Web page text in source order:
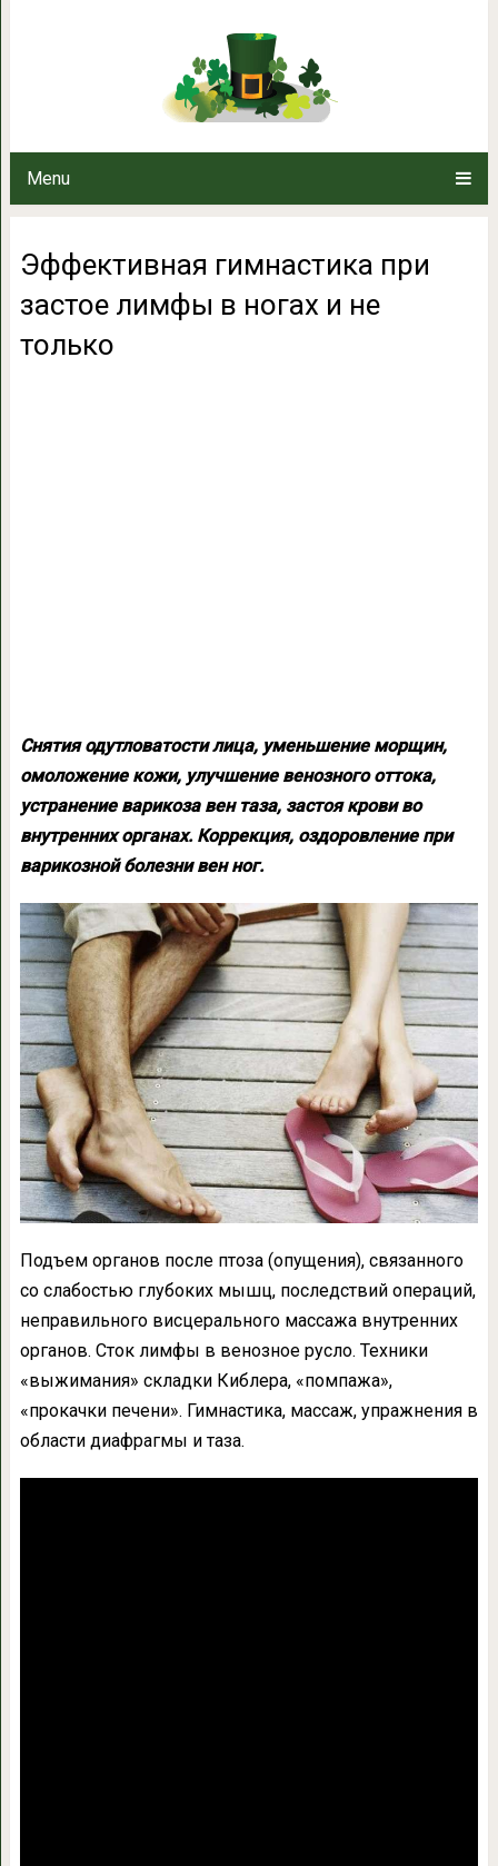
Menu
Эффективная гимнастика
Эффективная гимнастика при
застое лимфы в ногах и не
только
Снятия одутловатости лица, уменьшение морщин,
омоложение кожи, улучшение венозного оттока,
устранение варикоза вен таза, застоя крови во
внутренних органах. Коррекция, оздоровление при
варикозной болезни вен ног.
Подъем органов после птоза (опущения), связанного
со слабостью глубоких мышц, последствий операций,
неправильного висцерального массажа внутренних
органов. Сток лимфы в венозное русло. Техники
«выжимания» складки Киблера, «помпажа»,
«прокачки печени». Гимнастика, массаж, упражнения в
области диафрагмы и таза.